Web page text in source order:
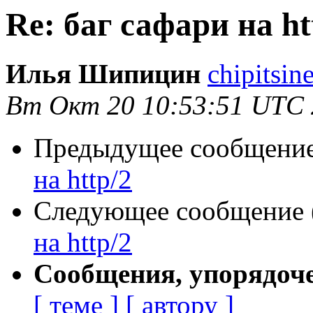
Re: баг сафари на
Илья Шипицин
Вт Окт 20 10:53:51 UTC
Предыдущее
на http/2
Следующее сообщение
на http/2
Сообщения,
[ теме ] [ автору ]